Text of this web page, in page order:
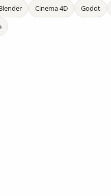
Cinema 4D Godot